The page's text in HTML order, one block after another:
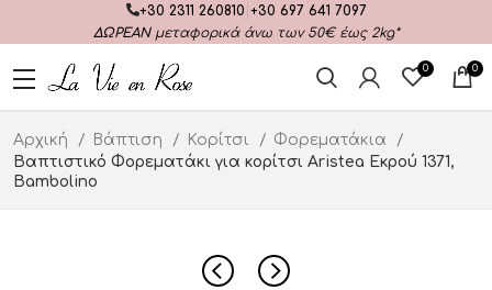
+30 2311 260810 +30 697 641 7097
ΔΩΡΕΑΝμεταφορικά άνω των 50€ έως 2kg*
0 0
Αρχική Βάπτιση Κορίτσι
Φορεματάκια
Βαπτιστικό Φορεματάκι για κορίτσι Aristea Εκρού 1371,
Bambolino